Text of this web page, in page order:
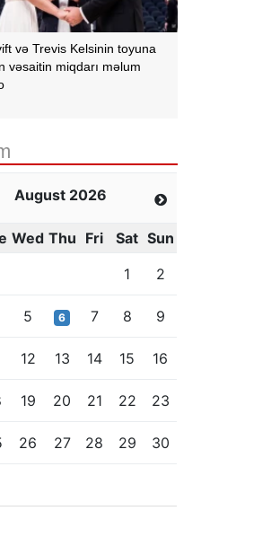
və Trevis Kelsinin toyuna
vəsaitin miqdarı məlum
August 2026
Wed Thu Fri Sat Sun
1
2
5 6 7 8 9
12 13 14 15 16
19 20 21 22 23
26 27 28 29 30